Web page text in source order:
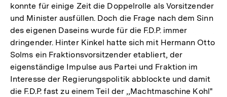
konnte für einige Zeit die Doppelrolle als Vorsitzender
und Minister ausfüllen. Doch die Frage nach dem Sinn
des eigenen Daseins wurde für die F.D.P. immer
dringender. Hinter Kinkel hatte sich mit Hermann Otto
Solms ein Fraktionsvorsitzender etabliert, der
eigenständige Impulse aus Partei und Fraktion im
Interesse der Regierungspolitik abblockte und damit
die F.D.P. fast zu einem Teil der ,,Machtmaschine Kohl"